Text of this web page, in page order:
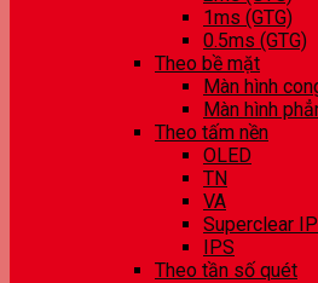
1ms (GTG)
0.5ms (GTG)
Theo bề mặt
Màn hình
Màn hình
Theo tấm nền
OLED
TN
VA
Superclear
IPS
Theo tần số quét